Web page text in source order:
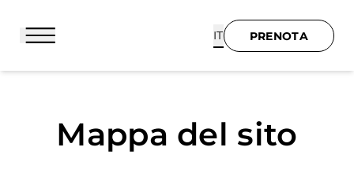
IT PRENOTA
HOTEL E SERVIZI
Mappa del sito